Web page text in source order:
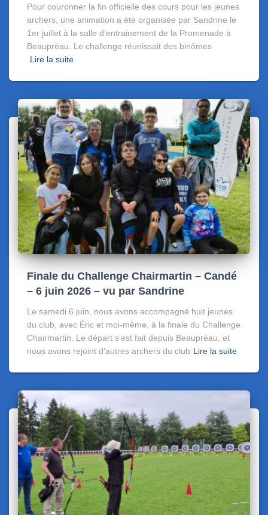
Pour couronner la fin officielle des cours pour les jeunes
archers, une animation a été organisée par Sandrine le
1er juillet à la salle d’entrainement de la Promenade à
Beaupréau. Le challenge réunissait des binômes
Lire la suite
Finale du Challenge Chairmartin – Candé
– 6 juin 2026 – vu par Sandrine
Le samedi 6 juin, nous avons accompagné huit jeunes
du club, avec Éric et moi-même, à la finale du Challenge
Chairmartin. Le départ s’est fait depuis Beaupréau, et
nous avons rejoint d’autres archers du club Lire la suite